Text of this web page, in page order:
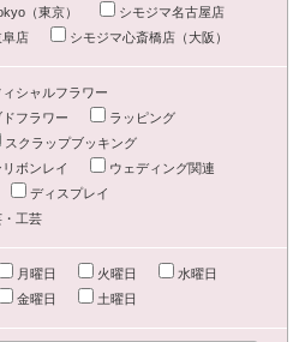
（東京）
シモジマ名古屋店
阜店
シモジマ心斎橋店（大阪）
シャルフラワー
フラワー
ラッピング
スクラップブッキング
ボンレイ
ウェディング関連
ディスプレイ
・工芸
月曜日 火曜日
水曜日
金曜日 土曜日